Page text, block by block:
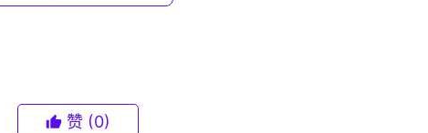
赞 (0)